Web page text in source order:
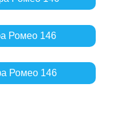
Ромео 146
Ромео 146